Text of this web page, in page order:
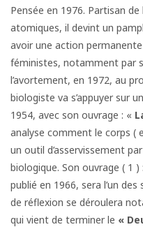
Pensée en 1976. Partisan
atomiques, il devint un
avoir une action
féministes, notamment par
l’avortement, en 1972, au
biologiste va s’appuyer sur
1954, avec son ouvrage : «
analyse comment le corps (
un outil d’asservissement
biologique. Son ouvrage ( 1 )
publié en 1966, sera l’un
de réflexion se déroulera
qui vient de terminer le «